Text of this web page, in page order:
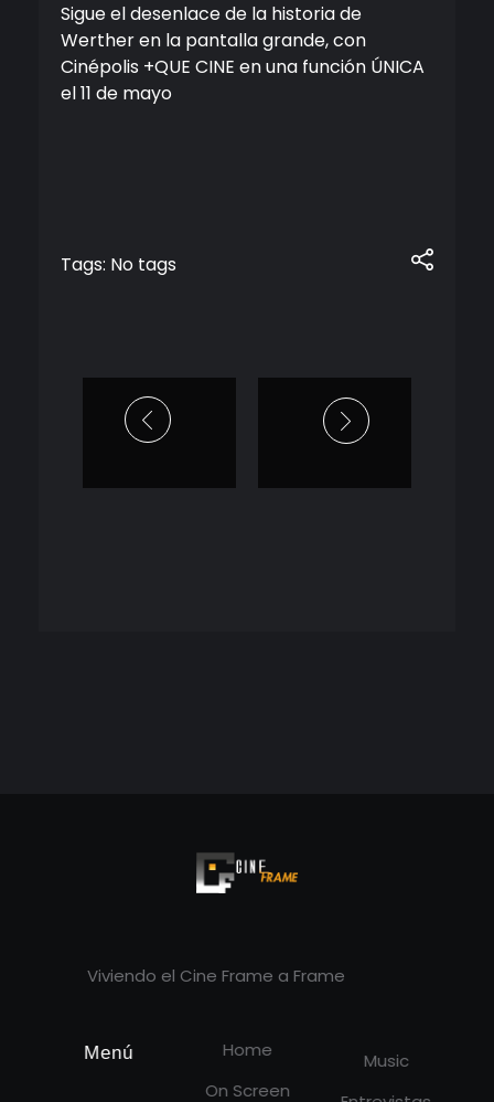
Sigue el desenlace de la historia de
Werther en la pantalla grande, con
Cinépolis +QUE CINE en una función ÚNICA
el 11 de mayo
Tags: No tags
Viviendo el Cine Frame a Frame
Menú
Home
On Screen
Music